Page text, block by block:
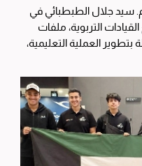
م. سيد جلال الطبطبائي في
التربوية، ملفات
بتطوير العملية التعليمية،